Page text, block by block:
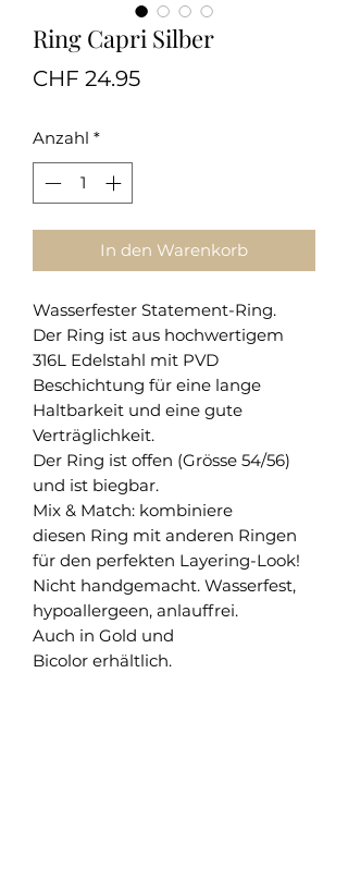
Ring Capri Silber
CHF 24.95Preis
Anzahl *
In den Warenkorb
Wasserfester Statement-Ring.
Der Ring ist aus hochwertigem
316L Edelstahl mit PVD
Beschichtung für eine lange
Haltbarkeit und eine gute
Verträglichkeit.
Der Ring ist offen (Grösse 54/56)
und ist biegbar.
Mix & Match: kombiniere
diesen Ring mit anderen Ringen
für den perfekten Layering-Look!
Nicht handgemacht. Wasserfest,
hypoallergeen, anlauffrei.
Auch in Gold und
Bicolor erhältlich.